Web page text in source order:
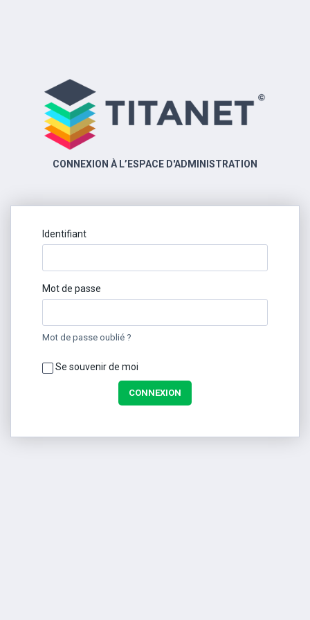
CONNEXION À L’ESPACE D'ADMINISTRATION
Identifiant
Mot de passe
Mot de passe oublié ?
Se souvenir de moi
CONNEXION